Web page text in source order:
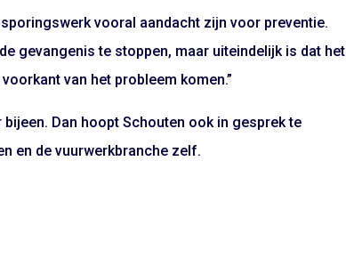
vooral aandacht zijn voor preventie.
gevangenis te stoppen, maar uiteindelijk is dat het
van het probleem komen.”
Dan hoopt Schouten ook in gesprek te
en de vuurwerkbranche zelf.